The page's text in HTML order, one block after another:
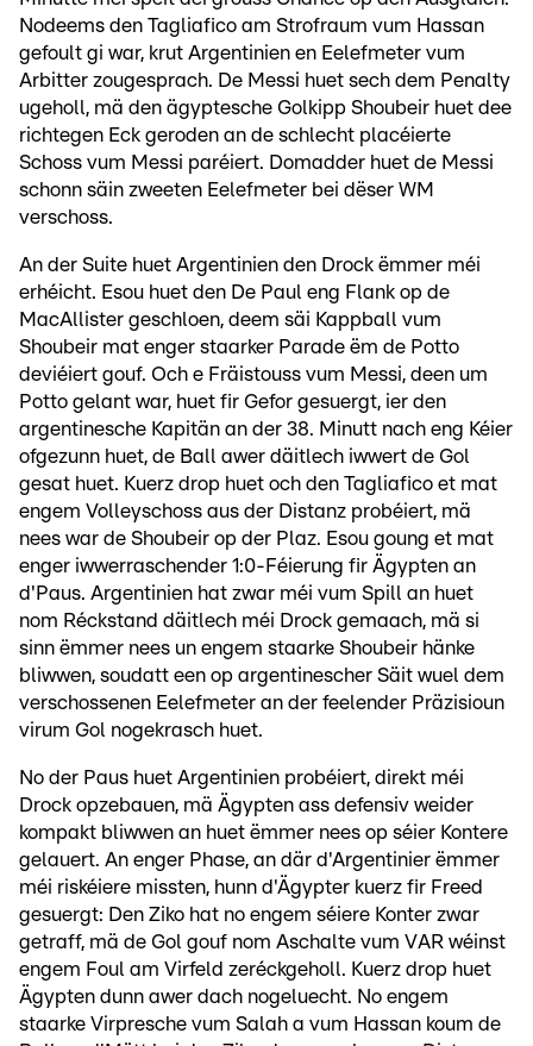
Nodeems den Tagliafico am Strofraum vum Hassan
gefoult gi war, krut Argentinien en Eelefmeter vum
Arbitter zougesprach. De Messi huet sech dem Penalty
ugeholl, mä den ägyptesche Golkipp Shoubeir huet dee
richtegen Eck geroden an de schlecht placéierte
Schoss vum Messi paréiert. Domadder huet de Messi
schonn säin zweeten Eelefmeter bei dëser WM
verschoss.
An der Suite huet Argentinien den Drock ëmmer méi
erhéicht. Esou huet den De Paul eng Flank op de
MacAllister geschloen, deem säi Kappball vum
Shoubeir mat enger staarker Parade ëm de Potto
deviéiert gouf. Och e Fräistouss vum Messi, deen um
Potto gelant war, huet fir Gefor gesuergt, ier den
argentinesche Kapitän an der 38. Minutt nach eng Kéier
ofgezunn huet, de Ball awer däitlech iwwert de Gol
gesat huet. Kuerz drop huet och den Tagliafico et mat
engem Volleyschoss aus der Distanz probéiert, mä
nees war de Shoubeir op der Plaz. Esou goung et mat
enger iwwerraschender 1:0-Féierung fir Ägypten an
d'Paus. Argentinien hat zwar méi vum Spill an huet
nom Réckstand däitlech méi Drock gemaach, mä si
sinn ëmmer nees un engem staarke Shoubeir hänke
bliwwen, soudatt een op argentinescher Säit wuel dem
verschossenen Eelefmeter an der feelender Präzisioun
virum Gol nogekrasch huet.
No der Paus huet Argentinien probéiert, direkt méi
Drock opzebauen, mä Ägypten ass defensiv weider
kompakt bliwwen an huet ëmmer nees op séier Kontere
gelauert. An enger Phase, an där d'Argentinier ëmmer
méi riskéiere missten, hunn d'Ägypter kuerz fir Freed
gesuergt: Den Ziko hat no engem séiere Konter zwar
getraff, mä de Gol gouf nom Aschalte vum VAR wéinst
engem Foul am Virfeld zeréckgeholl. Kuerz drop huet
Ägypten dunn awer dach nogeluecht. No engem
staarke Virpresche vum Salah a vum Hassan koum de